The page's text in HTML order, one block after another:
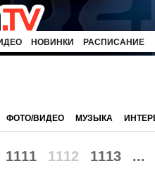
НОВИНКИ РАСПИСАНИЕ
ФОТО/ВИДЕО МУЗЫКА
1111 1112 1113 ...